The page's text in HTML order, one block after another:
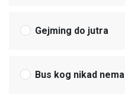
Gejming do jutra
Bus kog nikad nema